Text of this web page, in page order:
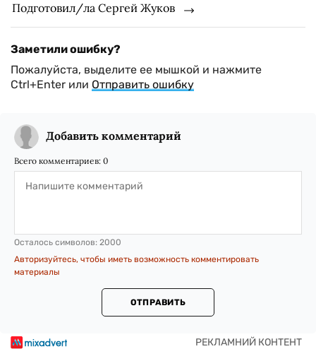
Подготовил/ла Сергей Жуков
Заметили ошибку?
Пожалуйста, выделите ее мышкой и нажмите
Ctrl+Enter или Отправить ошибку
Добавить комментарий
Всего комментариев: 0
Осталось символов: 2000
Авторизуйтесь, чтобы иметь возможность комментировать
материалы
ОТПРАВИТЬ